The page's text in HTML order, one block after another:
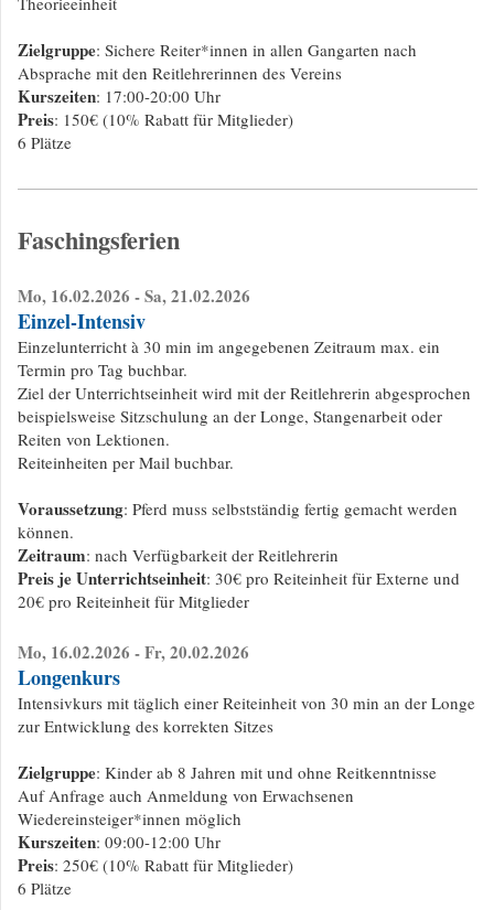
Zielgruppe: Sichere Reiter*innen in allen Gangarten nach
Absprache mit den Reitlehrerinnen des Vereins
Kurszeiten: 17:00-20:00 Uhr
Preis: 150€ (10% Rabatt für Mitglieder)
6 Plätze
Faschingsferien
Mo, 16.02.2026 - Sa, 21.02.2026
Einzel-Intensiv
Einzelunterricht à 30 min im angegebenen Zeitraum max. ein
Termin pro Tag buchbar.
Ziel der Unterrichtseinheit wird mit der Reitlehrerin abgesprochen
beispielsweise Sitzschulung an der Longe, Stangenarbeit oder
Reiten von Lektionen.
Reiteinheiten per Mail buchbar.
Voraussetzung: Pferd muss selbstständig fertig gemacht werden
können.
Zeitraum: nach Verfügbarkeit der Reitlehrerin
Preis je Unterrichtseinheit: 30€ pro Reiteinheit für Externe und
20€ pro Reiteinheit für Mitglieder
Mo, 16.02.2026 - Fr, 20.02.2026
Longenkurs
Intensivkurs mit täglich einer Reiteinheit von 30 min an der Longe
zur Entwicklung des korrekten Sitzes
Zielgruppe: Kinder ab 8 Jahren mit und ohne Reitkenntnisse
Auf Anfrage auch Anmeldung von Erwachsenen
Wiedereinsteiger*innen möglich
Kurszeiten: 09:00-12:00 Uhr
Preis: 250€ (10% Rabatt für Mitglieder)
6 Plätze